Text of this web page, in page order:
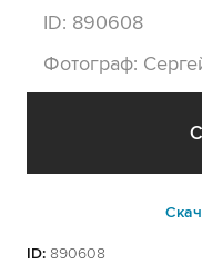
ID: 890608
Фотограф:
ID: 890608